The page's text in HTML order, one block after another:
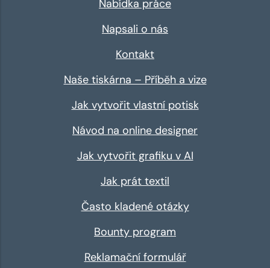
Nabídka práce
Napsali o nás
Kontakt
Naše tiskárna – Příběh a vize
Jak vytvořit vlastní potisk
Návod na online designer
Jak vytvořit grafiku v AI
Jak prát textil
Často kladené otázky
Bounty program
Reklamační formulář